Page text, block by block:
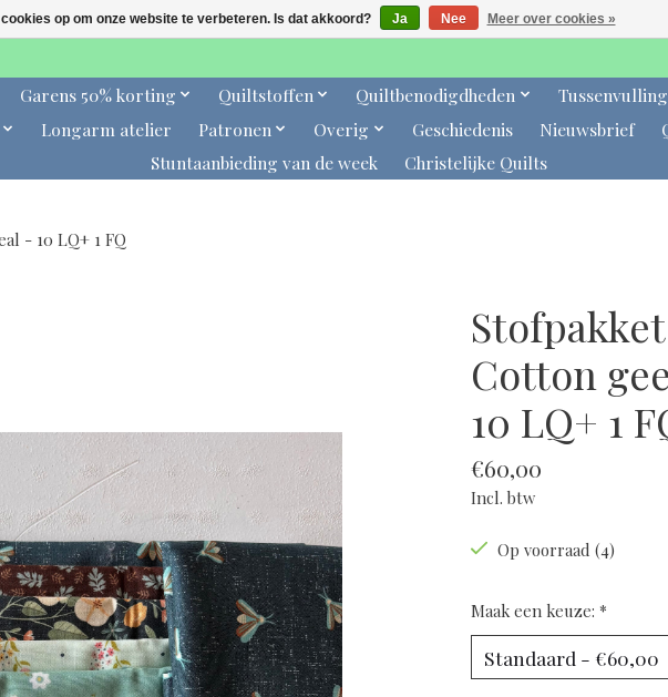
Garens 50% korting Quiltstoffen Quiltbenodigdheden
Longarm atelier Patronen Overig Geschiedenis Nieuwsbrief
Stuntaanbieding van de week
Christelijke Quilts
- 10 LQ+ 1 FQ
Cotton
10 LQ+ 1
€60,00
Incl. btw
Op voorraad (4)
Maak een keuze: *
op om onze website te verbeteren. Is dat akkoord? Ja Nee Meer over cookies »